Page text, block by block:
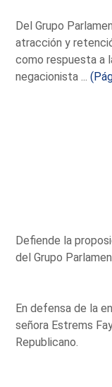
Del Grupo
atracción y
como respuesta a
negacionista ...
Defiende la
del Grupo
En defensa de la
señora Estrems
Republicano.